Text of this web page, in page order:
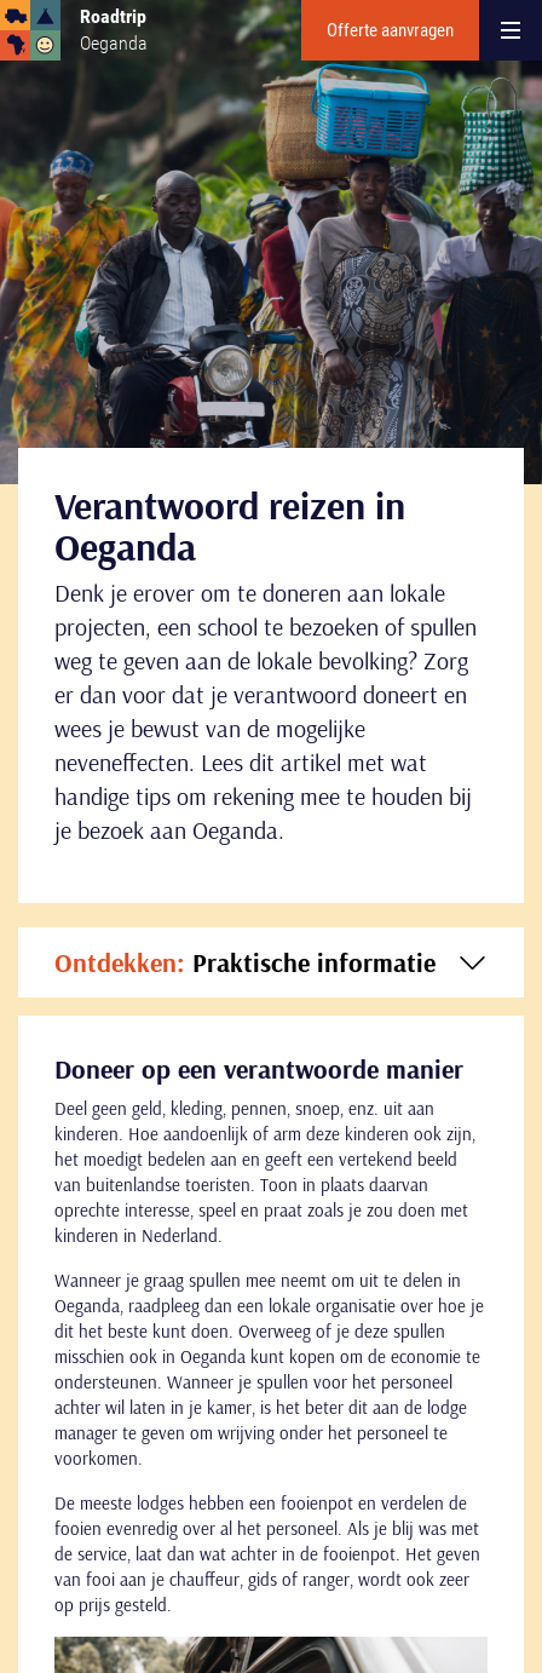
Roadtrip
Oeganda
Offerte aanvragen
Verantwoord reizen in
Oeganda
Denk je erover om te doneren aan lokale
projecten, een school te bezoeken of spullen
weg te geven aan de lokale bevolking? Zorg
er dan voor dat je verantwoord doneert en
wees je bewust van de mogelijke
neveneffecten. Lees dit artikel met wat
handige tips om rekening mee te houden bij
je bezoek aan Oeganda.
Ontdekken: Praktische informatie
Doneer op een verantwoorde manier
Deel geen geld, kleding, pennen, snoep, enz. uit aan
kinderen. Hoe aandoenlijk of arm deze kinderen ook zijn,
het moedigt bedelen aan en geeft een vertekend beeld
van buitenlandse toeristen. Toon in plaats daarvan
oprechte interesse, speel en praat zoals je zou doen met
kinderen in Nederland.
Wanneer je graag spullen mee neemt om uit te delen in
Oeganda, raadpleeg dan een lokale organisatie over hoe je
dit het beste kunt doen. Overweeg of je deze spullen
misschien ook in Oeganda kunt kopen om de economie te
ondersteunen. Wanneer je spullen voor het personeel
achter wil laten in je kamer, is het beter dit aan de lodge
manager te geven om wrijving onder het personeel te
voorkomen.
De meeste lodges hebben een fooienpot en verdelen de
fooien evenredig over al het personeel. Als je blij was met
de service, laat dan wat achter in de fooienpot. Het geven
van fooi aan je chauffeur, gids of ranger, wordt ook zeer
op prijs gesteld.